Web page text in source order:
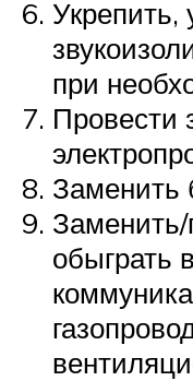
Укрепить,
при
Провести
Заменить
Заменить/
обыграть